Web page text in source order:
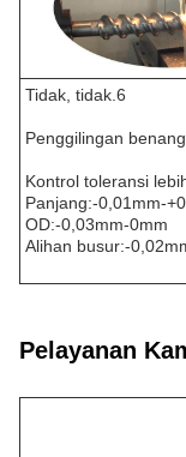
Tidak, tidak.6
Penggilingan benang
Kontrol toleransi
Panjang:-0,01mm-
OD:-0,03mm-0mm
Alihan busur:-
Pelayanan